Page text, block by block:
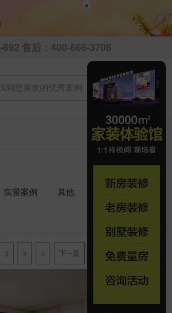
×
售后：400-666-3706
实景案例
其他
3 4 5 下一页 尾页